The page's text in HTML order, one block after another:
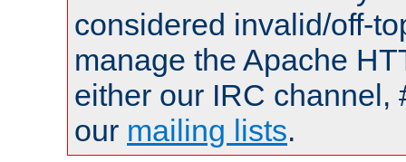
considered invalid/off-
manage the Apache
either our IRC channel,
our mailing lists.